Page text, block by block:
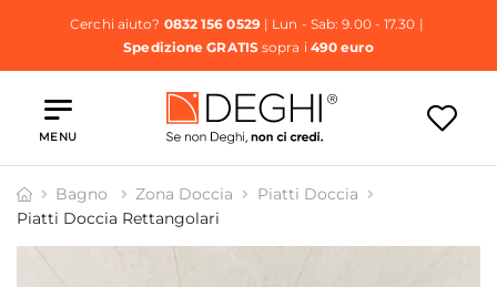
Cerchi aiuto? 0832 156 0529| Lun - Sab: 9.00 - 17.30 |
Spedizione GRATISsopra i 490 euro
MENU
Bagno Zona Doccia
Piatti Doccia
Piatti Doccia Rettangolari